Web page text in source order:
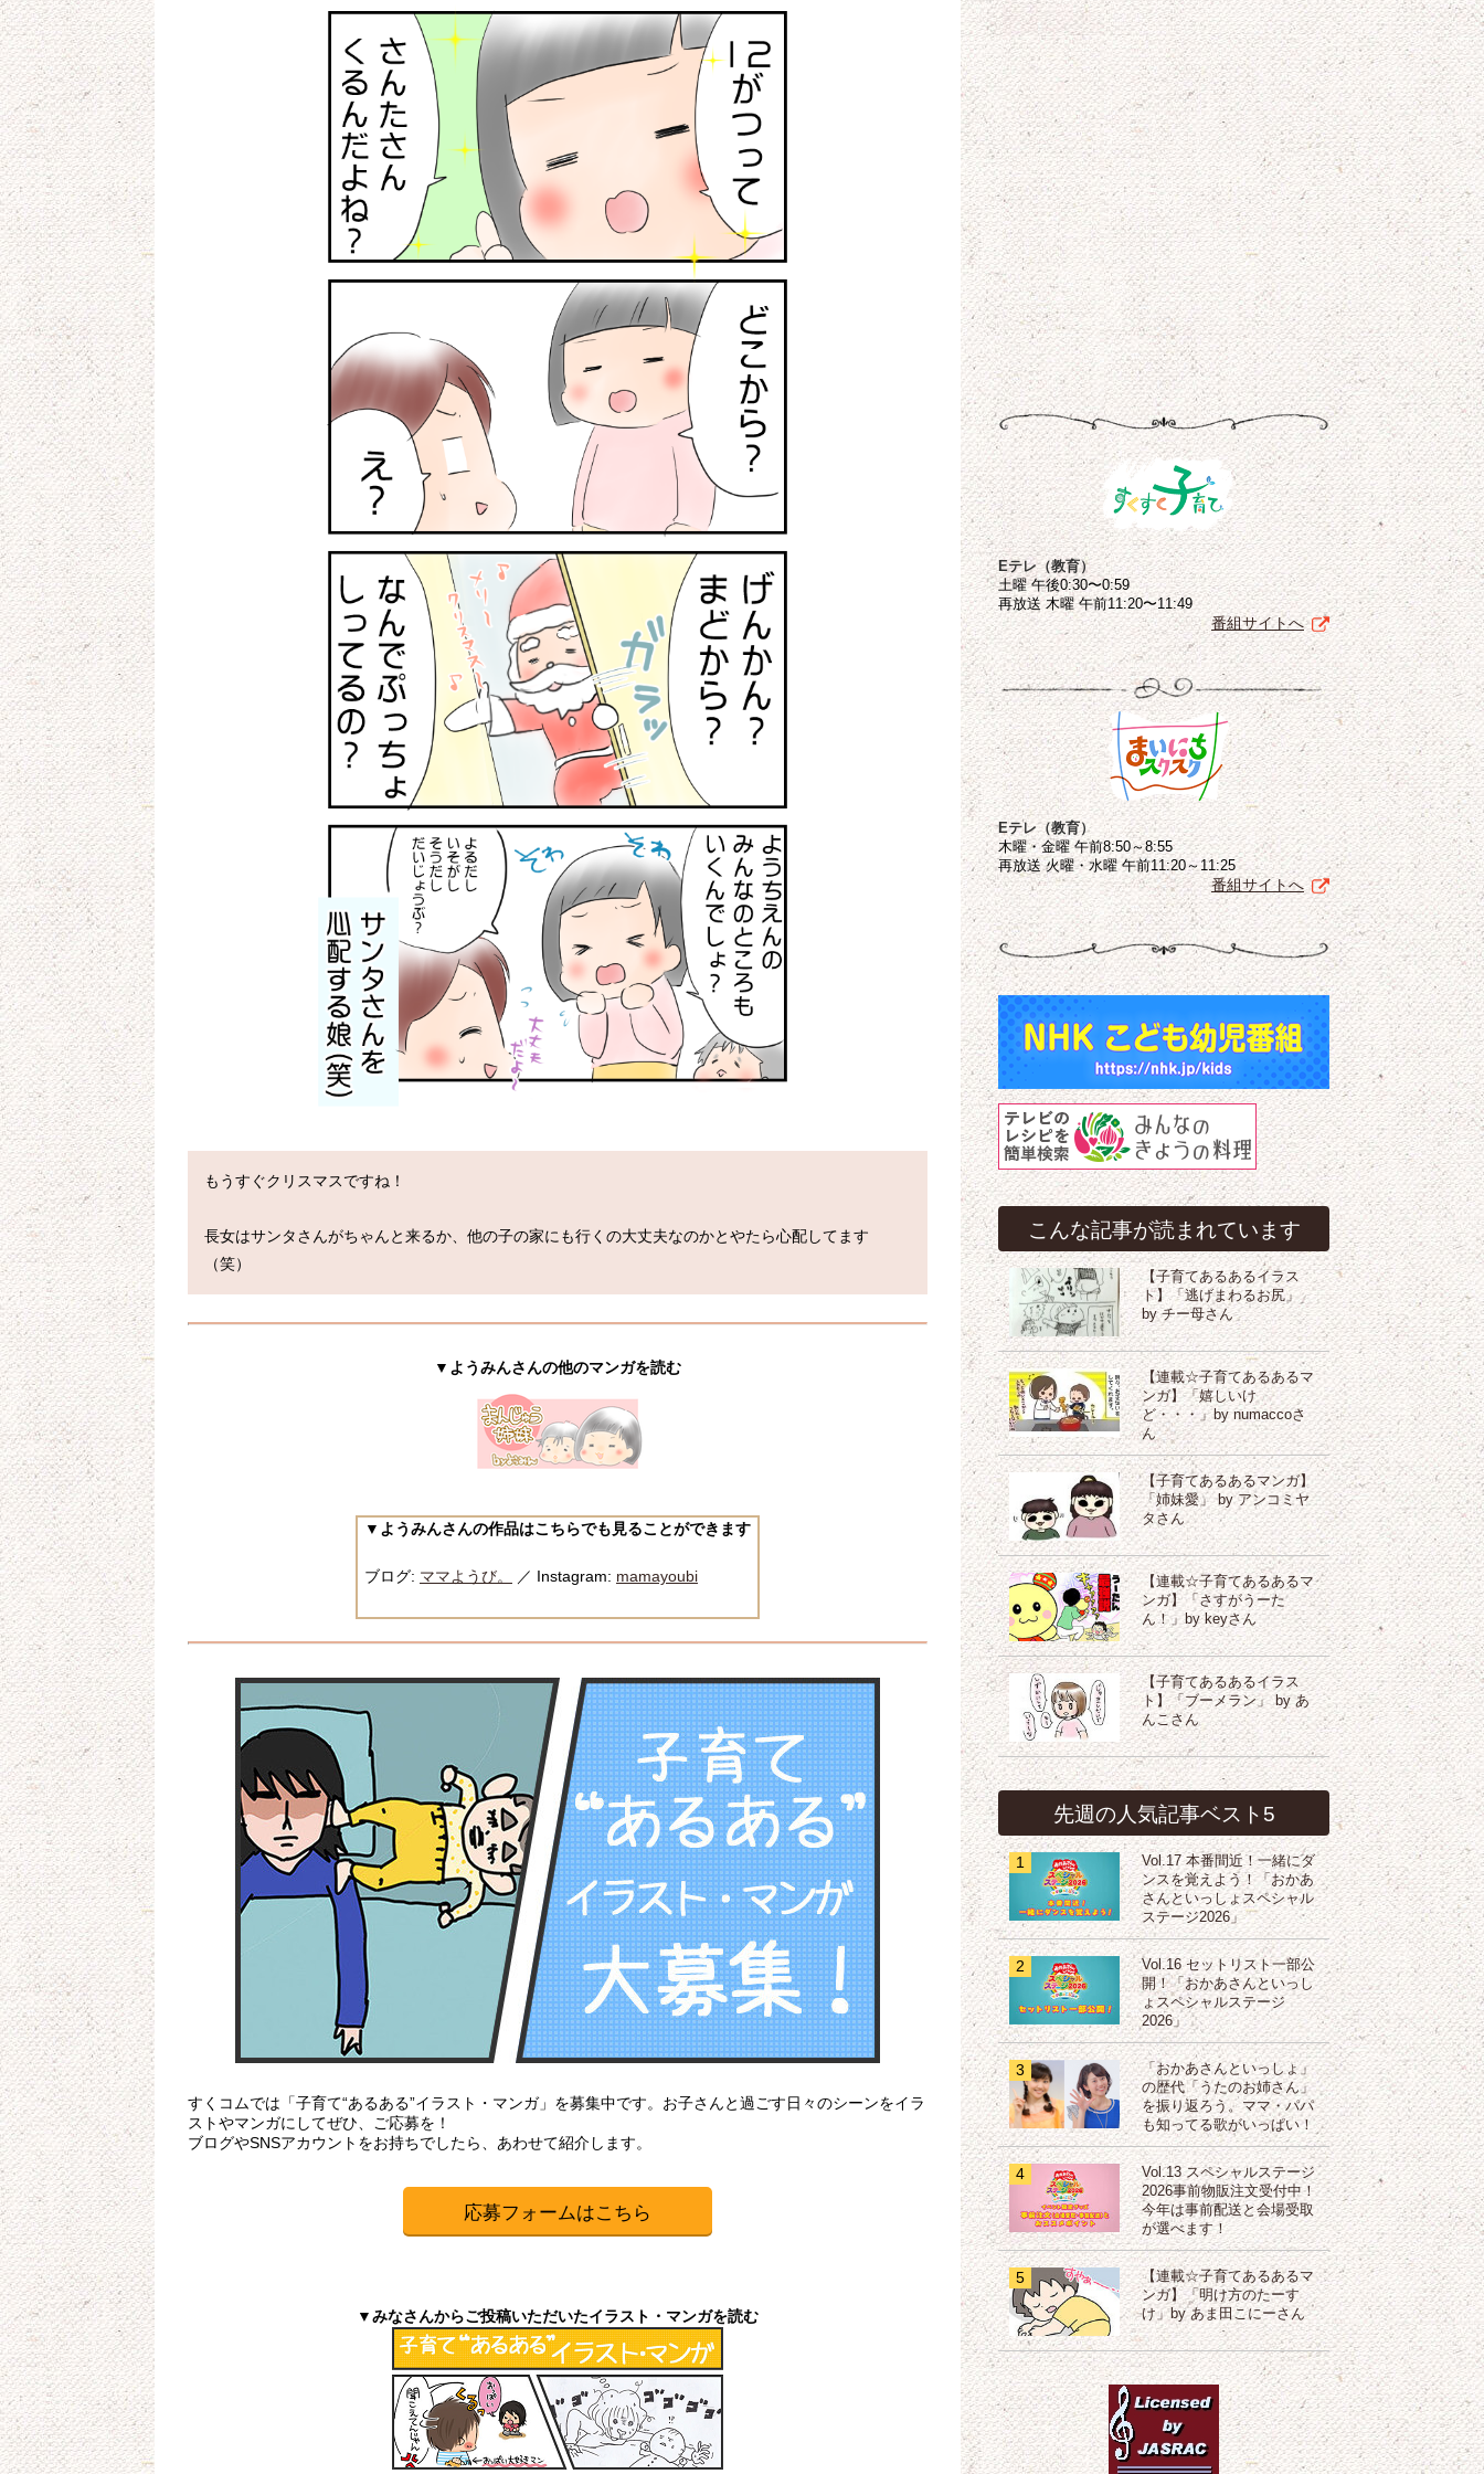
もうすぐクリスマスですね！
長女はサンタさんがちゃんと来るか、他の子の家にも行くの大丈夫なのかとやたら心配してます
▼ようみんさんの他のマンガを読む
▼ようみんさんの作品はこちらでも見ることができます
ブログ: ママようび。 ／ Instagram: mamayoubi
すくコムでは「子育て“あるある”イラスト・マンガ」を募集中です。お子さんと過ごす日々のシーンをイラ
ストやマンガにしてぜひ、ご応募を！
ブログやSNSアカウントをお持ちでしたら、あわせて紹介します。
応募フォームはこちら
▼みなさんからご投稿いただいたイラスト・マンガを読む
Eテレ（教育）
土曜 午後0:30〜0:59
再放送 木曜 午前11:20〜11:49
番組サイトへ
Eテレ（教育）
木曜・金曜 午前8:50～8:55
再放送 火曜・水曜 午前11:20～11:25
番組サイトへ
こんな記事が読まれています
【子育てあるあるイラス
ト】「逃げまわるお尻」
by チー母さん
【連載☆子育てあるあるマ
ンガ】「嬉しいけ
ど・・・」by numaccoさ
ん
【子育てあるあるマンガ】
「姉妹愛」 by アンコミヤ
タさん
【連載☆子育てあるあるマ
ンガ】「さすがうーた
ん！」by keyさん
【子育てあるあるイラス
ト】「ブーメラン」 by あ
んこさん
先週の人気記事ベスト5
1
Vol.17 本番間近！一緒にダ
ンスを覚えよう！「おかあ
さんといっしょスペシャル
ステージ2026」
2
Vol.16 セットリスト一部公
開！「おかあさんといっし
ょスペシャルステージ
2026」
3
「おかあさんといっしょ」
の歴代「うたのお姉さん」
を振り返ろう。ママ・パパ
も知ってる歌がいっぱい！
4
Vol.13 スペシャルステージ
2026事前物販注文受付中！
今年は事前配送と会場受取
が選べます！
5
【連載☆子育てあるあるマ
ンガ】「明け方のたーす
け」by あま田こにーさん